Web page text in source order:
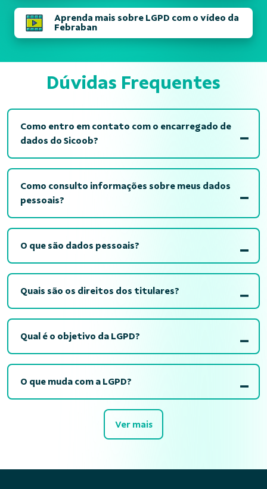
Aprenda mais sobre LGPD com o vídeo da
Febraban
Dúvidas Frequentes
Como entro em contato com o encarregado de
dados do Sicoob?
Como consulto informações sobre meus dados
pessoais?
O que são dados pessoais?
Quais são os direitos dos titulares?
Qual é o objetivo da LGPD?
O que muda com a LGPD?
Ver mais